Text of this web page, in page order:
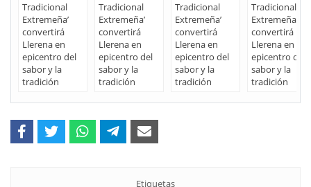
Etiquetas